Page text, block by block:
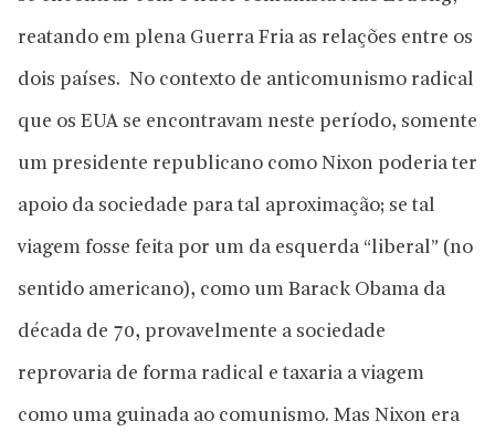
reatando em plena Guerra Fria as relações entre os
dois países. No contexto de anticomunismo radical
que os EUA se encontravam neste período, somente
um presidente republicano como Nixon poderia ter
apoio da sociedade para tal aproximação; se tal
viagem fosse feita por um da esquerda “liberal” (no
sentido americano), como um Barack Obama da
década de 70, provavelmente a sociedade
reprovaria de forma radical e taxaria a viagem
como uma guinada ao comunismo. Mas Nixon era